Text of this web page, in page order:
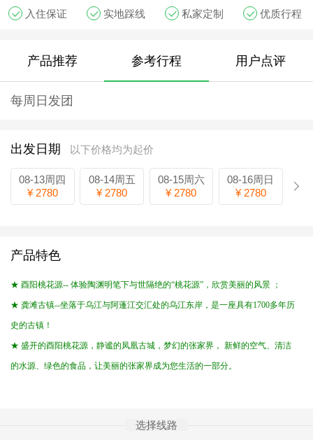
入住保证 实地踩线 私家定制 优质行程
产品推荐 参考行程 用户点评
每周日发团
出发日期 以下价格均为起价
08-13周四
¥ 2780
08-14周五
¥ 2780
08-15周六
¥ 2780
08-16周日
¥ 2780
产品特色
★ 酉阳桃花源-- 体验陶渊明笔下与世隔绝的“桃花源”，欣赏美丽的风景 ；
★ 龚滩古镇--坐落于乌江与阿蓬江交汇处的乌江东岸，是一座具有1700多年历
史的古镇！
★ 盛开的酉阳桃花源，静谧的凤凰古城，梦幻的张家界， 新鲜的空气、清洁
的水源、绿色的食品，让美丽的张家界成为您生活的一部分。
选择线路